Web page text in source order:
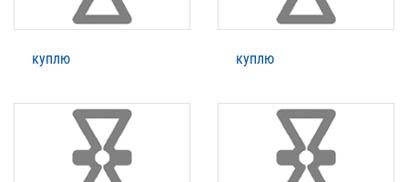
куплю куплю